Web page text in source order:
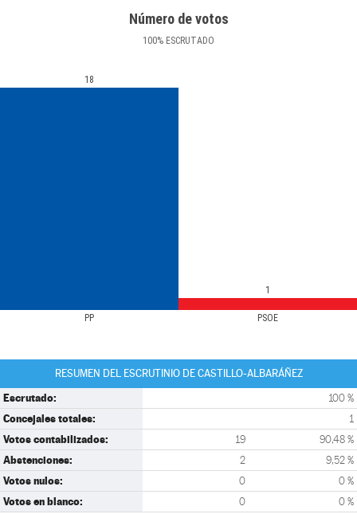
Número de votos
100% ESCRUTADO
PP PSOE
18
1
RESUMEN DEL ESCRUTINIO DE CASTILLO-ALBARÁÑEZ
Escrutado: 100 %
Concejales totales: 1
Votos contabilizados: 19 90,48 %
Abstenciones: 2 9,52 %
Votos nulos: 0 0 %
Votos en blanco: 0 0 %